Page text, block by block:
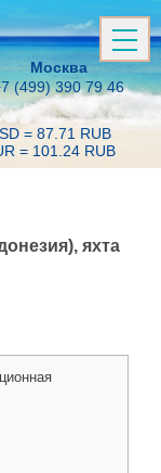
Москва
(499) 390 79 46
= 87.71 RUB
= 101.24 RUB
яхта